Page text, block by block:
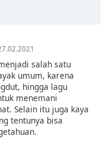
salah satu
umum, karena
hingga lagu
menemani
Selain itu juga kaya
tentunya bisa